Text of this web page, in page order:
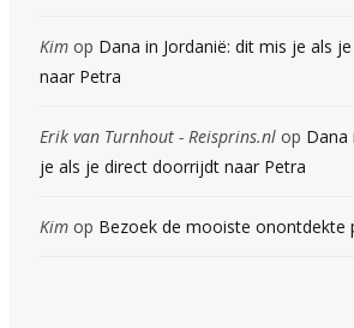
Kim op Dana in Jordanië: dit mis je als
naar Petra
Erik van Turnhout - Reisprins.nl op Dana
je als je direct doorrijdt naar Petra
Kim op Bezoek de mooiste onontdekte